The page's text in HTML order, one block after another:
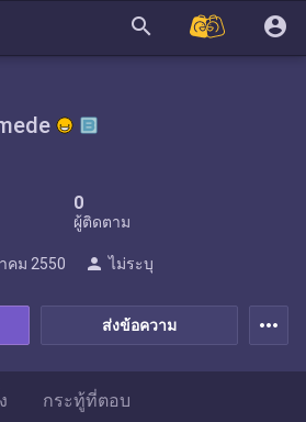
search account_circle
0
ผู้ติดตาม
ส่งข้อความ
คม 2550 person ไม่ระบุ
more_horiz
กระทู้ที่ตอบ